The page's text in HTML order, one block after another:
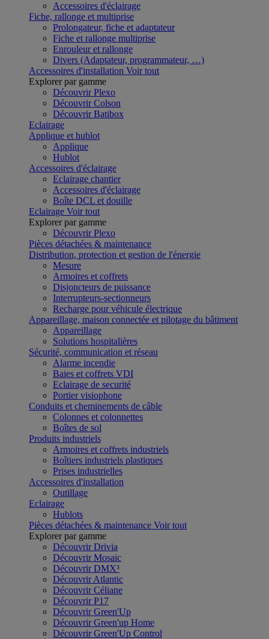
Accessoires d'éclairage
Fiche, rallonge et multiprise
Prolongateur, fiche et adaptateur
Fiche et rallonge multiprise
Enrouleur et rallonge
Divers (Adaptateur, programmateur, …)
Accessoires d'installation Voir tout
Explorer par gamme
Découvrir Plexo
Découvrir Colson
Découvrir Batibox
Eclairage
Applique et hublot
Applique
Hublot
Accessoires d'éclairage
Eclairage chantier
Accessoires d'éclairage
Boîte DCL et douille
Eclairage Voir tout
Explorer par gamme
Découvrir Plexo
Pièces détachées & maintenance
Distribution, protection et gestion de l'énergie
Mesure
Armoires et coffrets
Disjoncteurs de puissance
Interrupteurs-sectionneurs
Recharge pour véhicule électrique
Appareillage, maison connectée et pilotage du bâtiment
Appareillage
Solutions hospitalières
Sécurité, communication et réseau
Alarme incendie
Baies et coffrets VDI
Eclairage de securité
Portier visiophone
Conduits et cheminements de câble
Colonnes et colonnettes
Boîtes de sol
Produits industriels
Armoires et coffrets industriels
Boîtiers industriels plastiques
Prises industrielles
Accessoires d'installation
Outillage
Eclairage
Hublots
Pièces détachées & maintenance Voir tout
Explorer par gamme
Découvrir Drivia
Découvrir Mosaic
Découvrir DMX³
Découvrir Atlantic
Découvrir Céliane
Découvrir P17
Découvrir Green'Up
Découvrir Green'up Home
Découvrir Green'Up Control